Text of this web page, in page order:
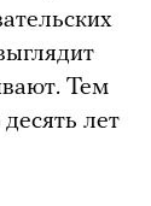
Тем
лет